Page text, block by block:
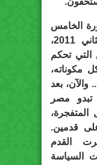
الخامس
والعشرين من يناير/ كانون الثاني 2011،
تحكم
مكوناته،
والآن، بعد
مصر
قدمين.
القدم
السياسة